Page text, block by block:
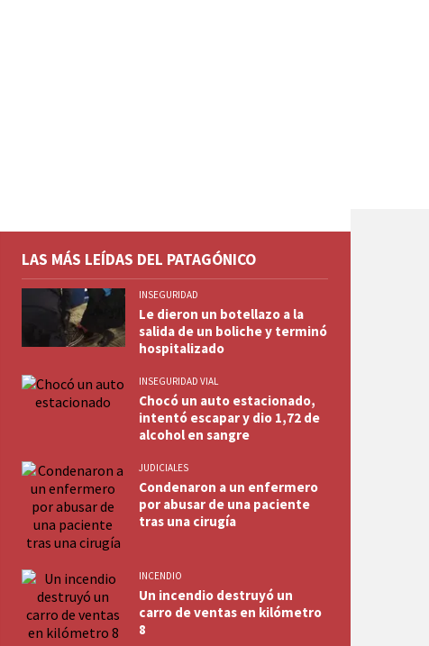
LAS MÁS LEÍDAS DEL PATAGÓNICO
INSEGURIDAD
Le dieron un botellazo a la
salida de un boliche y terminó
hospitalizado
INSEGURIDAD VIAL
Chocó un auto estacionado,
intentó escapar y dio 1,72 de
alcohol en sangre
JUDICIALES
Condenaron a un enfermero
por abusar de una paciente
tras una cirugía
INCENDIO
Un incendio destruyó un
carro de ventas en kilómetro
8